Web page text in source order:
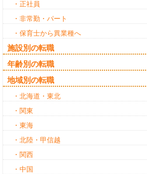
・正社員
・非常勤・パート
・保育士から異業種へ
施設別の転職
年齢別の転職
地域別の転職
・北海道・東北
・関東
・東海
・北陸・甲信越
・関西
・中国